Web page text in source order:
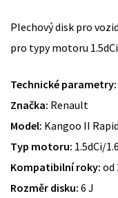
Plechový disk pro
pro typy motoru
Technické parametry:
Značka: Renault
Model: Kangoo II Rapid
Typ motoru: 1.5dCi/
Kompatibilní roky: od
Rozměr disku: 6 J